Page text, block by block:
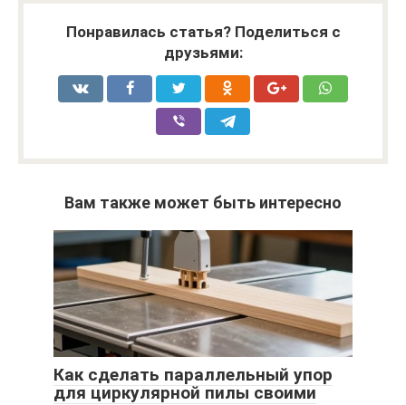
Понравилась статья? Поделиться с
друзьями:
Вам также может быть интересно
Как сделать параллельный упор
для циркулярной пилы своими